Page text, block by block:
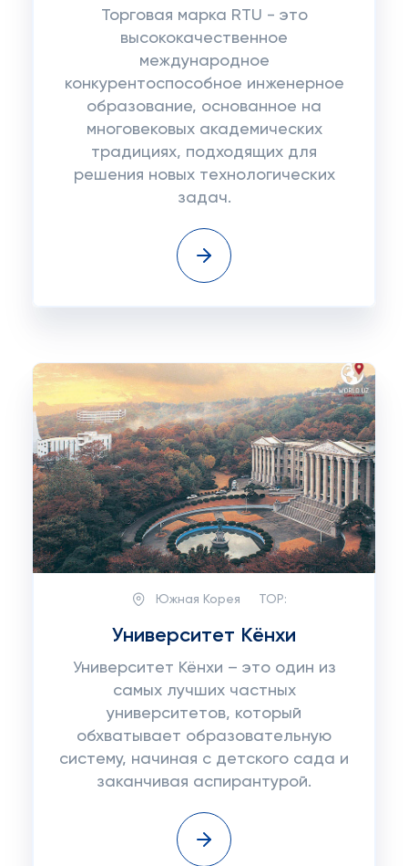
Торговая марка RTU - это
высококачественное
международное
конкурентоспособное инженерное
образование, основанное на
многовековых академических
традициях, подходящих для
решения новых технологических
задач.
Южная Корея TOP:
Университет Кёнхи
Университет Кёнхи – это один из
самых лучших частных
университетов, который
обхватывает образовательную
систему, начиная с детского сада и
заканчивая аспирантурой.